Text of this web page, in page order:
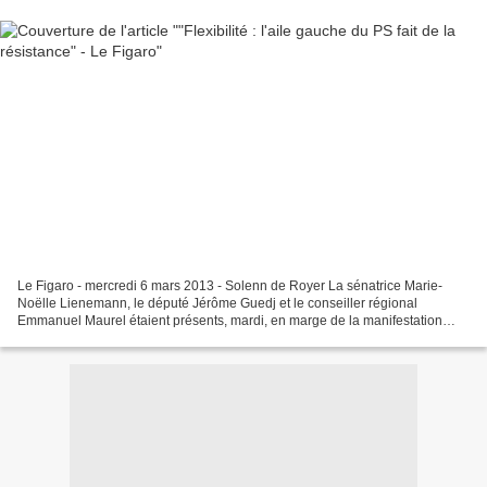
Le Figaro - mercredi 6 mars 2013 - Solenn de Royer La sénatrice Marie-
Noëlle Lienemann, le député Jérôme Guedj et le conseiller régional
Emmanuel Maurel étaient présents, mardi, en marge de la manifestation